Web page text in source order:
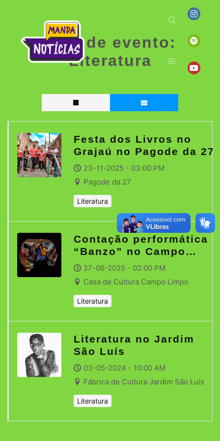
Tipo de evento:
Literatura
Festa dos Livros no
Grajaú no Pagode da 27
23-11-2025 - 03:00 PM
Pagode da 27
Literatura
Contação performática
“Banzo” no Campo
Limpo
27-06-2025 - 02:00 PM
Casa de Cultura Campo Limpo
Literatura
Literatura no Jardim
São Luís
03-05-2024 - 10:00 AM
Fábrica de Cultura Jardim São Luís
Literatura